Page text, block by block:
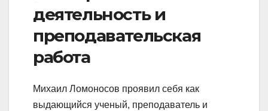
деятельность и
преподавательская
работа
Михаил Ломоносов проявил себя как
выдающийся ученый, преподаватель и